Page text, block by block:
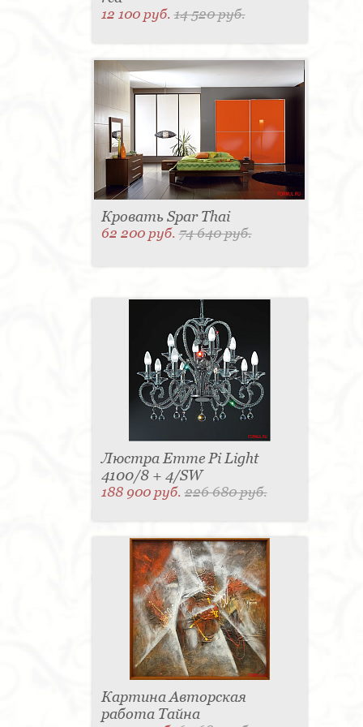
12 100 руб.14 520 руб.
Кровать Spar Thai
62 200 руб.74 640 руб.
Люстра Emme Pi Light
4100/8 + 4/SW
188 900 руб.226 680 руб.
Картина Авторская
работа Тайна